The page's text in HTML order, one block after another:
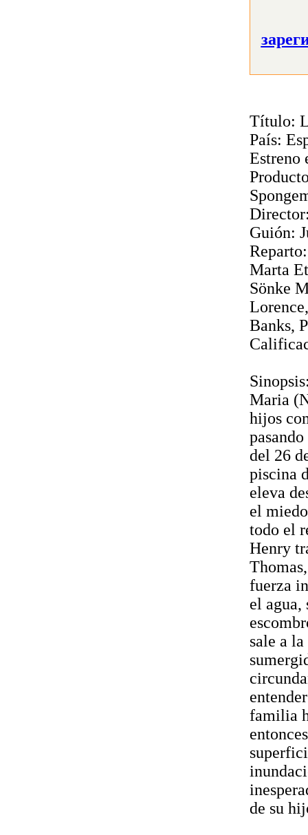
Título:
País:
Estreno
Guión:
Marta
Sönke
Banks,
Maria
hijos
del 26
piscina
eleva
el
todo el
Henry
fuerza
el agua,
sale a
familia
de su